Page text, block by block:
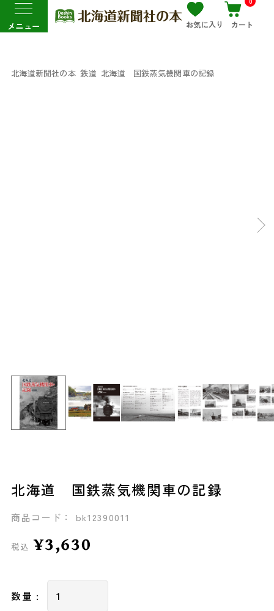
メニュー お気に入り カート
北海道新聞社の本 鉄道 北海道 国鉄蒸気機関車の記録
北海道 国鉄蒸気機関車の記録
商品コード： bk12390011
税込 ¥3,630
数量 :